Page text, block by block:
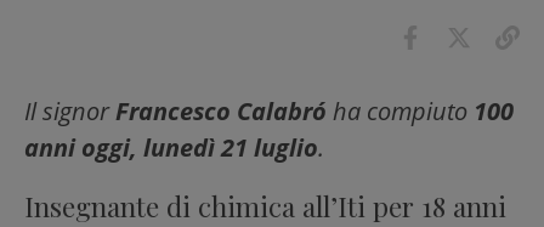
Il signorFrancesco Calabró ha compiuto 100
anni oggi, lunedì 21 luglio.
Insegnante di chimica all’Iti per 18 anni